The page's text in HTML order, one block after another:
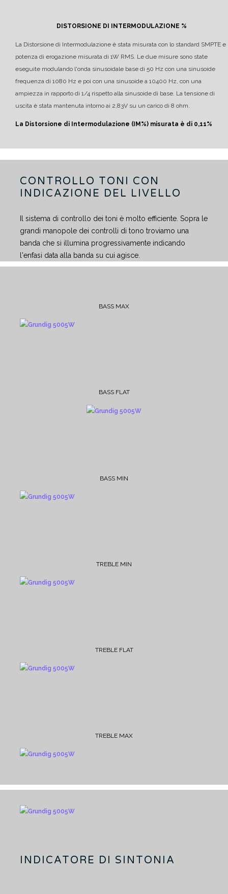
DISTORSIONE DI INTERMODULAZIONE %
La Distorsione di Intermodulazione è stata misurata con lo standard SMPTE e
potenza di erogazione misurata di 1W RMS. Le due misure sono state
eseguite modulando l'onda sinusoidale base di 50 Hz con una sinusoide
frequenza di 1080 Hz e poi con una sinusoide a 10400 Hz, con una
ampiezza in rapporto di 1/4 rispetto alla sinusoide di base. La tensione di
uscita è stata mantenuta intorno ai 2,83V su un carico di 8 ohm.
La Distorsione di Intermodulazione (IM%) misurata è di 0,11%
CONTROLLO TONI CON
INDICAZIONE DEL LIVELLO
Il sistema di controllo dei toni è molto efficiente. Sopra le
grandi manopole dei controlli di tono troviamo una
banda che si illumina progressivamente indicando
l'enfasi data alla banda su cui agisce.
BASS MAX
BASS FLAT
BASS MIN
TREBLE MIN
TREBLE FLAT
TREBLE MAX
INDICATORE DI SINTONIA